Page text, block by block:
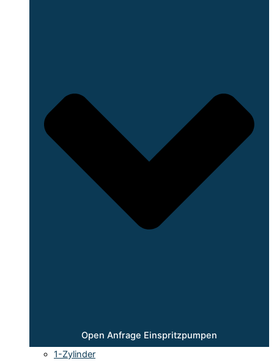
Open Anfrage Einspritzpumpen
1-Zylinder